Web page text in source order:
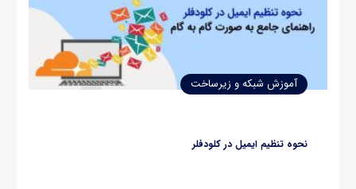
آموزش شبکه و زیرساخت
نحوه تنظیم ایمیل در کلودفلر